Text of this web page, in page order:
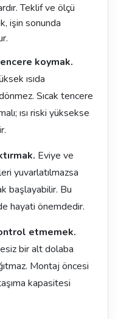
Teklif ve ölçü
işin sonunda
koymak.
ısıda
Sıcak tencere
ısı riski yüksekse
Eviye ve
yuvarlatılmazsa
başlayabilir. Bu
hayati önemdedir.
etmemek.
bir alt dolaba
Montaj öncesi
kapasitesi